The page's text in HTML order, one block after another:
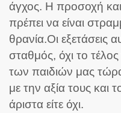
άγχος. Η προσοχή και
πρέπει να είναι
θρανία.Οι εξετάσεις
σταθμός, όχι το
των παιδιών μας τώρα
με την αξία τους και
άριστα είτε όχι.